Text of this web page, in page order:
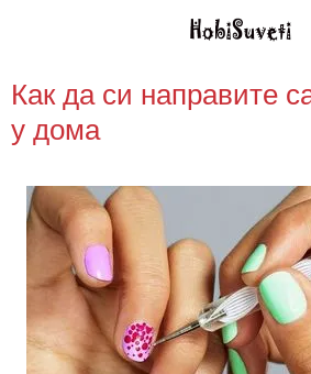
Как да си направите
у дома